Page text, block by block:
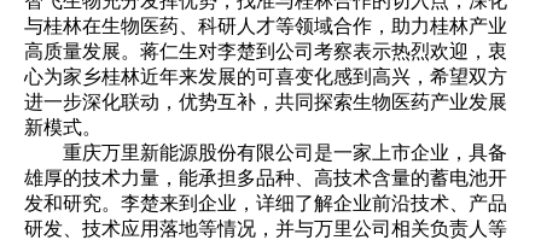
与桂林在生物医药、科研人才等领域合作，助力桂林产业
高质量发展。蒋仁生对李楚到公司考察表示热烈欢迎，衷
心为家乡桂林近年来发展的可喜变化感到高兴，希望双方
进一步深化联动，优势互补，共同探索生物医药产业发展
新模式。
重庆万里新能源股份有限公司是一家上市企业，具备
雄厚的技术力量，能承担多品种、高技术含量的蓄电池开
发和研究。李楚来到企业，详细了解企业前沿技术、产品
研发、技术应用落地等情况，并与万里公司相关负责人等